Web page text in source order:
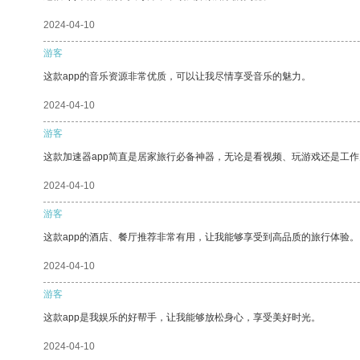
2024-04-10
游客
这款app的音乐资源非常优质，可以让我尽情享受音乐的魅力。
2024-04-10
游客
这款加速器app简直是居家旅行必备神器，无论是看视频、玩游戏还是工
2024-04-10
游客
这款app的酒店、餐厅推荐非常有用，让我能够享受到高品质的旅行体验。
2024-04-10
游客
这款app是我娱乐的好帮手，让我能够放松身心，享受美好时光。
2024-04-10